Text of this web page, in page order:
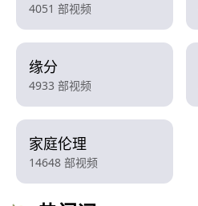
4051 部视频
缘分
4933 部视频
家庭伦理
14648 部视频